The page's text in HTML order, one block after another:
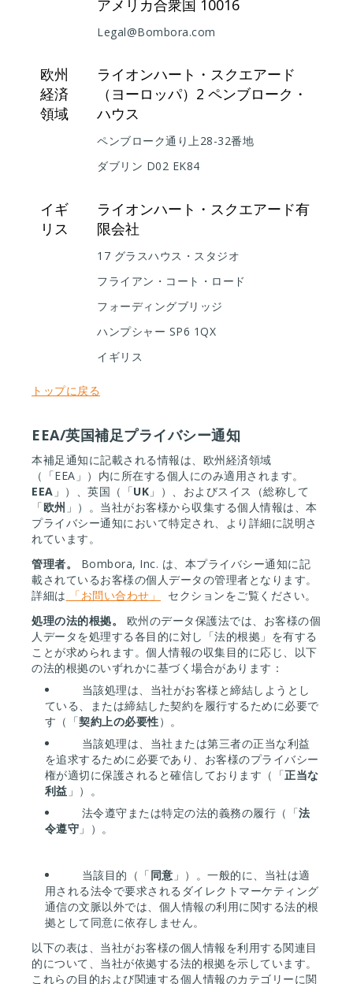
アメリカ合衆国 10016
Legal@Bombora.com
欧州
経済
領域
ライオンハート・スクエアード
（ヨーロッパ）2 ペンブローク・
ハウス
ペンブローク通り上28-32番地
ダブリン D02 EK84
イギ
リス
ライオンハート・スクエアード有
限会社
17 グラスハウス・スタジオ
フライアン・コート・ロード
フォーディングブリッジ
ハンプシャー SP6 1QX
イギリス
トップに戻る
EEA/英国補足プライバシー通知
本補足通知に記載される情報は、欧州経済領域
（「EEA」）内に所在する個人にのみ適用されます。
EEA 」）、英国（「UK 」）、およびスイス（総称して
「欧州 」）。当社がお客様から収集する個人情報は、本
プライバシー通知において特定され、より詳細に説明さ
れています。
管理者。
Bombora, Inc. は、本プライバシー通知に記
載されているお客様の個人データの管理者となります。
詳細は
「お問い合わせ」
セクションをご覧ください。
処理の法的根拠。
欧州のデータ保護法では、お客様の個
人データを処理する各目的に対し「法的根拠」を有する
ことが求められます。個人情報の収集目的に応じ、以下
の法的根拠のいずれかに基づく場合があります：
当該処理は、当社がお客様と締結しようとし
ている、または締結した契約を履行するために必要で
す（「契約上の必要性）。
当該処理は、当社または第三者の正当な利益
を追求するために必要であり、お客様のプライバシー
権が適切に保護されると確信しております（「正当な
利益 」）。
法令遵守または特定の法的義務の履行（「法
令遵守 」）。
当該目的（「同意 」）。一般的に、当社は適
用される法令で要求されるダイレクトマーケティング
通信の文脈以外では、個人情報の利用に関する法的根
拠として同意に依存しません。
以下の表は、当社がお客様の個人情報を利用する関連目
的について、当社が依拠する法的根拠を示しています。
これらの目的および関連する個人情報のカテゴリーに関